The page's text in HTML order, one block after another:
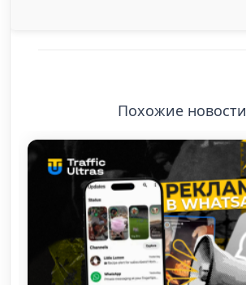
Похожие новости